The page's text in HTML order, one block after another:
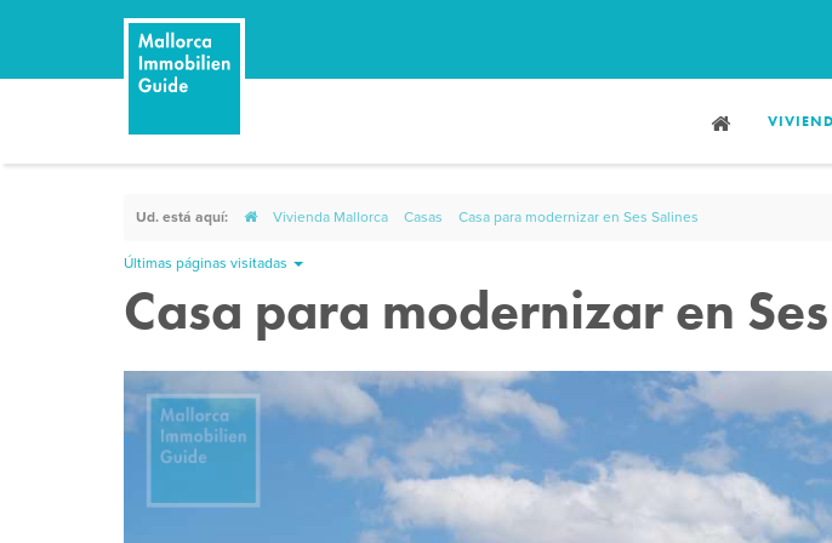
Ud. está aquí: Vivienda Mallorca Casas Casa para modernizar en Ses Salines
Últimas páginas visitadas
Casa para modernizar en